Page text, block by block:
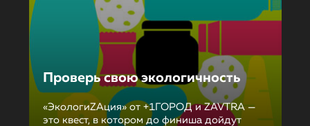
Проверь свою экологичность
«ЭкологиZAция» от +1ГОРОД и ZAVTRA —
это квест, в котором до финиша дойдут